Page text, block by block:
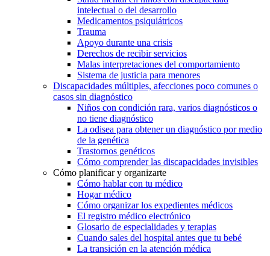
intelectual o del desarrollo
Medicamentos psiquiátricos
Trauma
Apoyo durante una crisis
Derechos de recibir servicios
Malas interpretaciones del comportamiento
Sistema de justicia para menores
Discapacidades múltiples, afecciones poco comunes o
casos sin diagnóstico
Niños con condición rara, varios diagnósticos o
no tiene diagnóstico
La odisea para obtener un diagnóstico por medio
de la genética
Trastornos genéticos
Cómo comprender las discapacidades invisibles
Cómo planificar y organizarte
Cómo hablar con tu médico
Hogar médico
Cómo organizar los expedientes médicos
El registro médico electrónico
Glosario de especialidades y terapias
Cuando sales del hospital antes que tu bebé
La transición en la atención médica